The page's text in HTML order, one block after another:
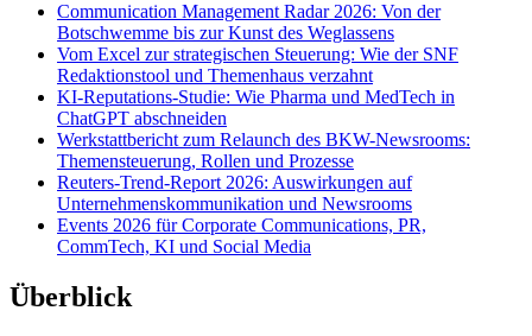
Communication Management Radar 2026: Von der
Botschwemme bis zur Kunst des Weglassens
Vom Excel zur strategischen Steuerung: Wie der SNF
Redaktionstool und Themenhaus verzahnt
KI-Reputations-Studie: Wie Pharma und MedTech in
ChatGPT abschneiden
Werkstattbericht zum Relaunch des BKW-Newsrooms:
Themensteuerung, Rollen und Prozesse
Reuters-Trend-Report 2026: Auswirkungen auf
Unternehmenskommunikation und Newsrooms
Events 2026 für Corporate Communications, PR,
CommTech, KI und Social Media
Überblick